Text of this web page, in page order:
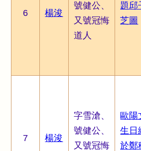
6 楊浚
號健公、
又號冠悔
道人
題邱
芝圖
7 楊浚
字雪滄、
號健公、
又號冠悔
歐陽
生日
於鄭